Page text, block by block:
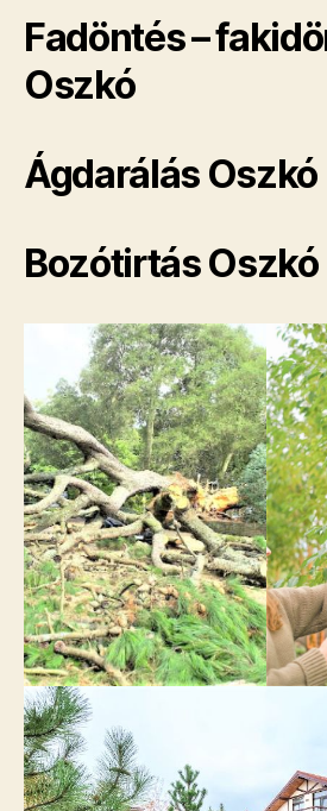
Fadöntés –
Oszkó
Ágdarálás Oszkó
Bozótirtás Oszkó